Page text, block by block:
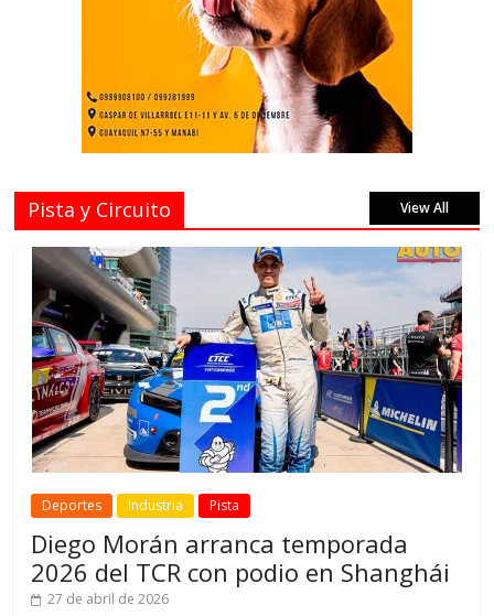
Pista y Circuito View All
Deportes Industria Pista
Diego Morán arranca temporada
2026 del TCR con podio en Shanghái
27 de abril de 2026